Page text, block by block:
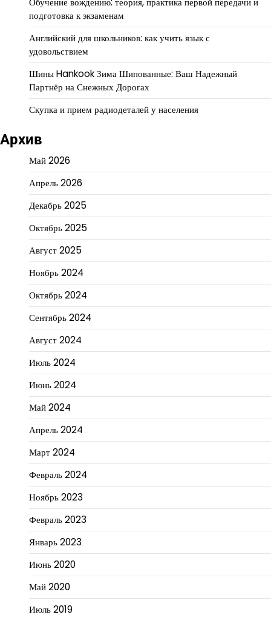
подготовка к экзаменам
Английский для школьников: как учить язык с
удовольствием
Шины Hankook Зима Шипованные: Ваш Надежный
Партнёр на Снежных Дорогах
Скупка и прием радиодеталей у населения
Архив
Май 2026
Апрель 2026
Декабрь 2025
Октябрь 2025
Август 2025
Ноябрь 2024
Октябрь 2024
Сентябрь 2024
Август 2024
Июль 2024
Июнь 2024
Май 2024
Апрель 2024
Март 2024
Февраль 2024
Ноябрь 2023
Февраль 2023
Январь 2023
Июнь 2020
Май 2020
Июль 2019